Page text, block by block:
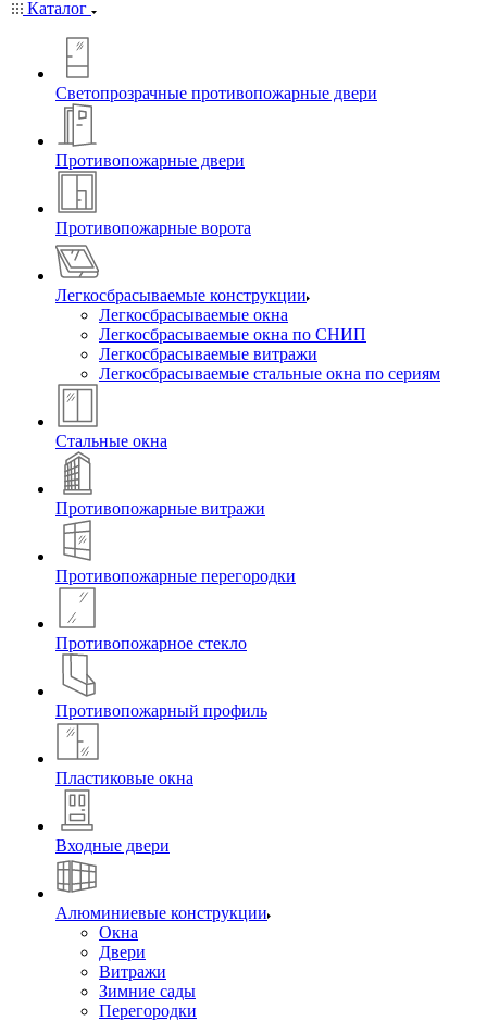
Каталог
Светопрозрачные противопожарные двери
Противопожарные двери
Противопожарные ворота
Легкосбрасываемые конструкции
Легкосбрасываемые окна
Легкосбрасываемые окна по СНИП
Легкосбрасываемые витражи
Легкосбрасываемые стальные окна по сериям
Стальные окна
Противопожарные витражи
Противопожарные перегородки
Противопожарное стекло
Противопожарный профиль
Пластиковые окна
Входные двери
Алюминиевые конструкции
Окна
Двери
Витражи
Зимние сады
Перегородки